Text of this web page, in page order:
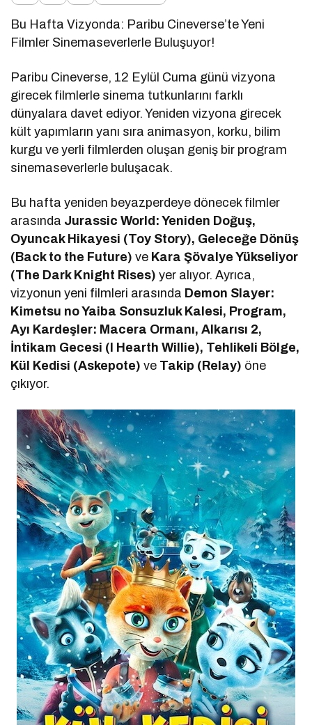
Bu Hafta Vizyonda: Paribu Cineverse’te Yeni
Filmler Sinemaseverlerle Buluşuyor!
Paribu Cineverse, 12 Eylül Cuma günü vizyona
girecek filmlerle sinema tutkunlarını farklı
dünyalara davet ediyor. Yeniden vizyona girecek
kült yapımların yanı sıra animasyon, korku, bilim
kurgu ve yerli filmlerden oluşan geniş bir program
sinemaseverlerle buluşacak.
Bu hafta yeniden beyazperdeye dönecek filmler
arasında Jurassic World: Yeniden Doğuş,
Oyuncak Hikayesi (Toy Story), Geleceğe Dönüş
(Back to the Future) ve Kara Şövalye Yükseliyor
(The Dark Knight Rises) yer alıyor. Ayrıca,
vizyonun yeni filmleri arasında Demon Slayer:
Kimetsu no Yaiba Sonsuzluk Kalesi, Program,
Ayı Kardeşler: Macera Ormanı, Alkarısı 2,
İntikam Gecesi (I Hearth Willie), Tehlikeli Bölge,
Kül Kedisi (Askepote) ve Takip (Relay) öne
çıkıyor.